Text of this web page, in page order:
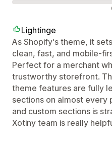
Lightinge
As Shopify's theme, it
clean, fast, and mobile-
Perfect for a merchant
trustworthy storefront.
theme features are fully
sections on almost every
and custom sections is
Xotiny team is really